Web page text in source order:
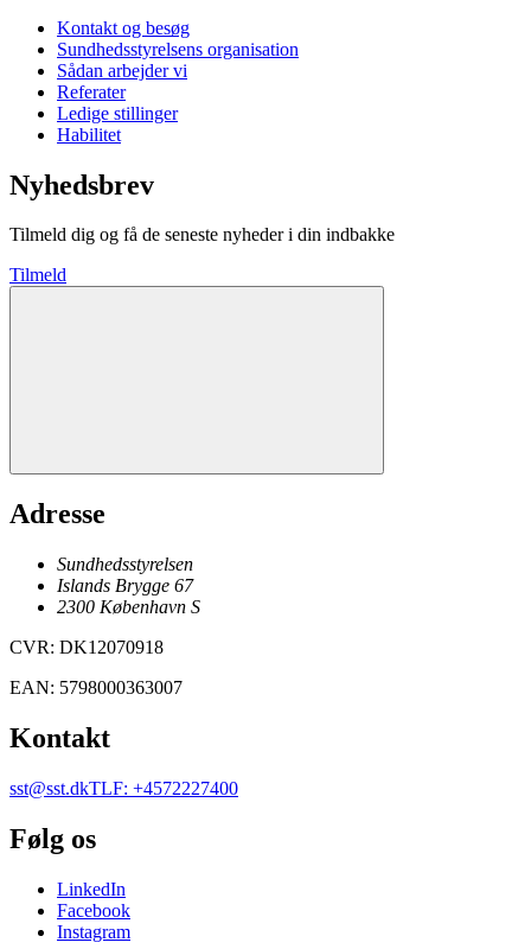
Kontakt og besøg
Sundhedsstyrelsens organisation
Sådan arbejder vi
Referater
Ledige stillinger
Habilitet
Nyhedsbrev
Tilmeld dig og få de seneste nyheder i din indbakke
Tilmeld
Adresse
Sundhedsstyrelsen
Islands Brygge 67
2300 København S
CVR: DK12070918
EAN: 5798000363007
Kontakt
sst@sst.dkTLF: +4572227400
Følg os
LinkedIn
Facebook
Instagram